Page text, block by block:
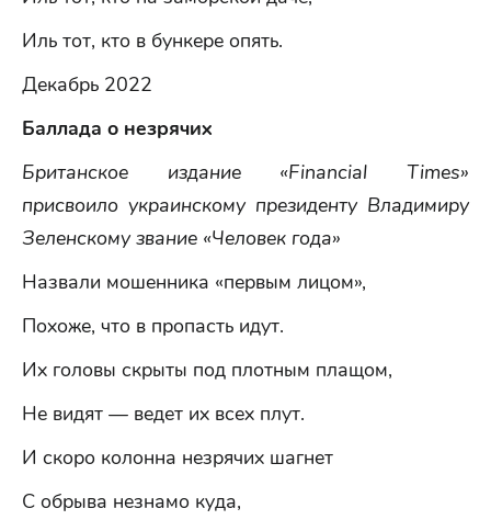
Иль тот, кто в бункере опять.
Декабрь 2022
Баллада о незрячих
Британское издание «Financial Times»
присвоило украинскому президенту Владимиру
Зеленскому звание «Человек года»
Назвали мошенника «первым лицом»,
Похоже, что в пропасть идут.
Их головы скрыты под плотным плащом,
Не видят — ведет их всех плут.
И скоро колонна незрячих шагнет
С обрыва незнамо куда,